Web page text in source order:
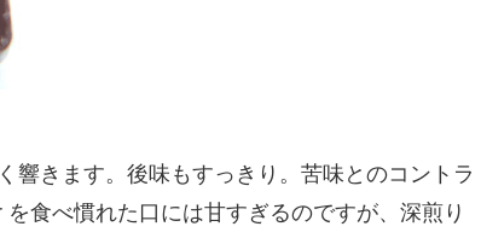
響きます。後味もすっきり。苦味とのコントラ
食べ慣れた口には甘すぎるのですが、深煎り